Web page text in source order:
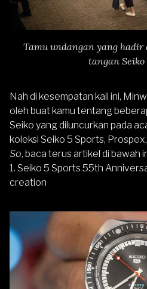
Tamu undangan yang
tangan
Nah di kesempatan kali ini,
oleh buat kamu tentang
Seiko yang diluncurkan pada
koleksi Seiko 5 Sports, Prospex,
So, baca terus artikel di bawah
1. Seiko 5 Sports 55th
creation